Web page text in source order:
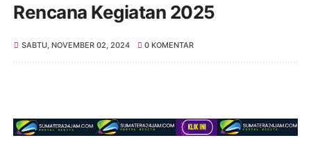
Rencana Kegiatan 2025
SABTU, NOVEMBER 02, 2024 0 KOMENTAR